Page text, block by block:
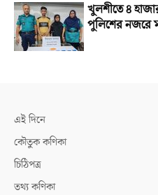
খুলশীতে ৪
পুলিশের নজরে
এই দিনে
কৌতুক কণিকা
চিঠিপত্র
তথ্য কণিকা